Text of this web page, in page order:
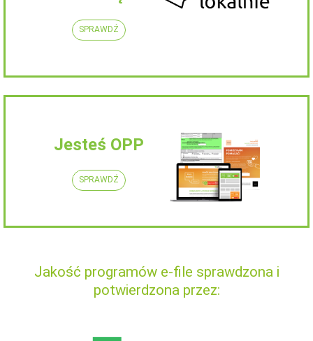
SPRAWDŹ
Jesteś OPP
SPRAWDŹ
Jakość programów e-file sprawdzona i
potwierdzona przez: